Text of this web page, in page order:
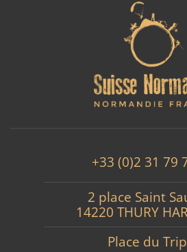
+33 (0)2 31 79
2 place Saint
14220 THURY
Place du